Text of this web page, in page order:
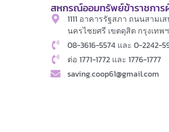
สหกรณ์ออมทรัพย์ข้าราชการ
1111 อาคารรัฐสภา ถนนสาม
นครไชยศรี เขตดุสิต กรุงเทพ
08-3616-5574 และ 0-2242-
ต่อ 1771-1772 และ 1776-1777
saving.coop61@gmail.com